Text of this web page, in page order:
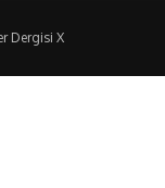
Dergisi X